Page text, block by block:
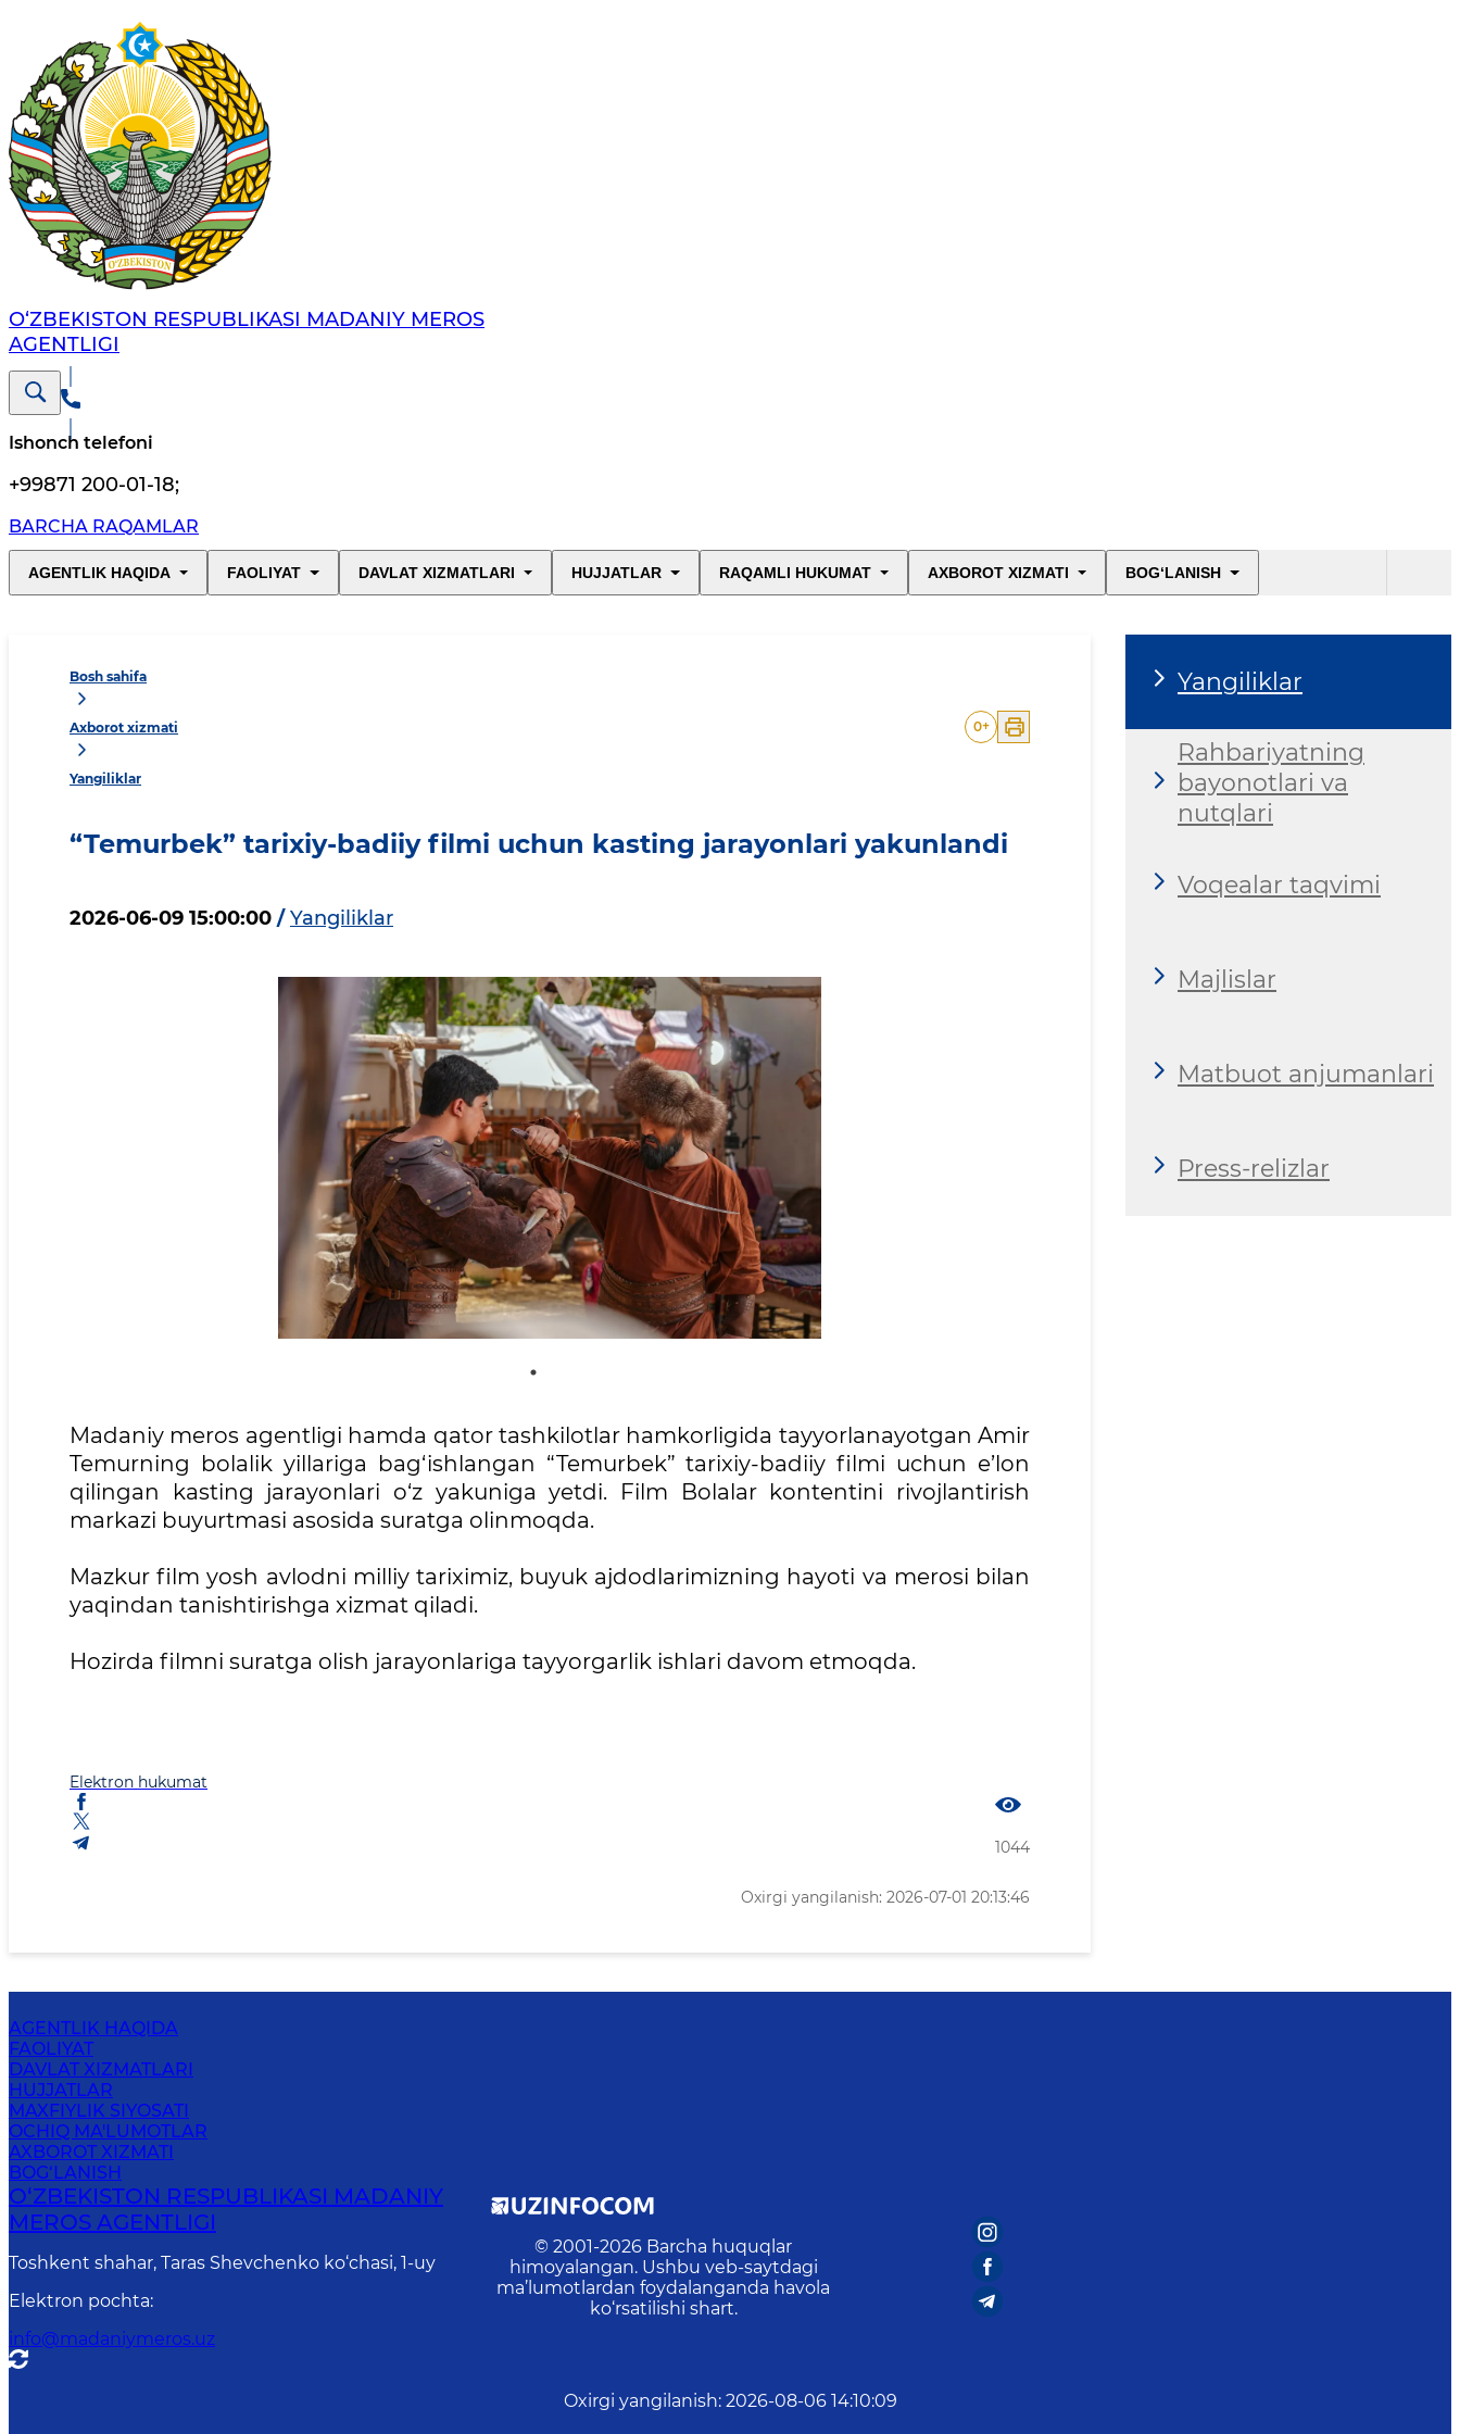
O‘ZBEKISTON RESPUBLIKASI MADANIY MEROS
AGENTLIGI
Ishonch telefoni
+99871 200-01-18;
BARCHA RAQAMLAR
AGENTLIK HAQIDA FAOLIYAT DAVLAT XIZMATLARI HUJJATLAR RAQAMLI HUKUMAT AXBOROT XIZMATI BOG‘LANISH
Bosh sahifa
Axborot xizmati
Yangiliklar
0+
“Temurbek” tarixiy-badiiy filmi uchun kasting jarayonlari yakunlandi
2026-06-09 15:00:00 / Yangiliklar
Madaniy meros agentligi hamda qator tashkilotlar hamkorligida tayyorlanayotgan Amir
Temurning bolalik yillariga bag‘ishlangan “Temurbek” tarixiy-badiiy filmi uchun e’lon
qilingan kasting jarayonlari o‘z yakuniga yetdi. Film Bolalar kontentini rivojlantirish
markazi buyurtmasi asosida suratga olinmoqda.
Mazkur film yosh avlodni milliy tariximiz, buyuk ajdodlarimizning hayoti va merosi bilan
yaqindan tanishtirishga xizmat qiladi.
Hozirda filmni suratga olish jarayonlariga tayyorgarlik ishlari davom etmoqda.
Elektron hukumat
1044
Oxirgi yangilanish: 2026-07-01 20:13:46
Yangiliklar
Rahbariyatning
bayonotlari va
nutqlari
Voqealar taqvimi
Majlislar
Matbuot anjumanlari
Press-relizlar
AGENTLIK HAQIDA
FAOLIYAT
DAVLAT XIZMATLARI
HUJJATLAR
MAXFIYLIK SIYOSATI
OCHIQ MA'LUMOTLAR
AXBOROT XIZMATI
BOG‘LANISH
O‘ZBEKISTON RESPUBLIKASI MADANIY
MEROS AGENTLIGI
Toshkent shahar, Taras Shevchenko ko‘chasi, 1-uy
Elektron pochta:
info@madaniymeros.uz
© 2001-2026 Barcha huquqlar
himoyalangan. Ushbu veb-saytdagi
ma’lumotlardan foydalanganda havola
ko‘rsatilishi shart.
Oxirgi yangilanish: 2026-08-06 14:10:09